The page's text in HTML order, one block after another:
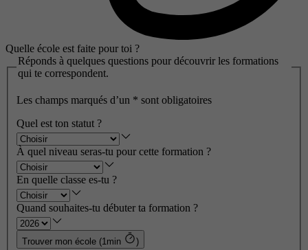
Quelle école est faite pour toi ?
Réponds à quelques questions pour découvrir les formations
qui te correspondent.
Les champs marqués d’un * sont obligatoires
Quel est ton statut ?
À quel niveau seras-tu pour cette formation ?
En quelle classe es-tu ?
Quand souhaites-tu débuter ta formation ?
Trouver mon école (1min )